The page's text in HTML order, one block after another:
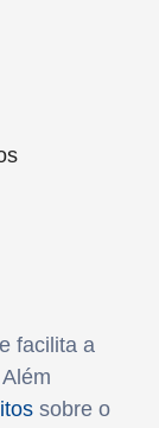
facilita a
sobre o